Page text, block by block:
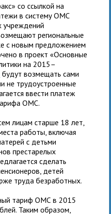
со ссылкой на
в систему ОМС
учреждений
региональные
с новым предложением
в проект «Основные
на 2015–
будут возмещать сами
не трудоустроенные
ввести платеж
ОМС.
лицам старше 18 лет,
работы, включая
с детьми
престарелых
сделать
детей
труда безработных.
тариф ОМС в 2015
Таким образом,